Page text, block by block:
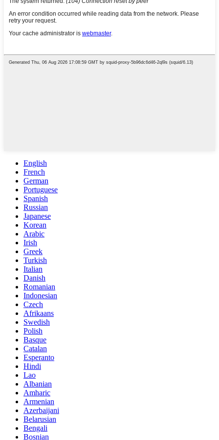
English
French
German
Portuguese
Spanish
Russian
Japanese
Korean
Arabic
Irish
Greek
Turkish
Italian
Danish
Romanian
Indonesian
Czech
Afrikaans
Swedish
Polish
Basque
Catalan
Esperanto
Hindi
Lao
Albanian
Amharic
Armenian
Azerbaijani
Belarusian
Bengali
Bosnian